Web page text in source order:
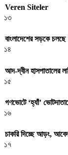
Veren Siteler
১৩
বাংলাদেশের সড়কে চলছে
১৪
আদ-দ্বীন হাসপাতালের
১৫
গণভোটে ‘হ্যাঁ’
১৬
চাকরি দিচ্ছে আড়ং,
১৭